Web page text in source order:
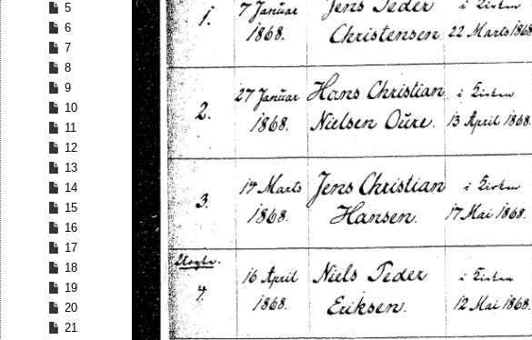
5
6
7
8
9
10
11
12
13
14
15
16
17
18
19
20
21